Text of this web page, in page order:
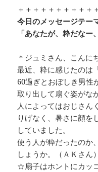
＋＋＋＋＋＋＋＋＋＋
今日のメッセージテー
「あなたが、粋だな
＊ジュミさん、こんに
最近、粋に感じたのは
60過ぎとおぼしき男性
取り出して扇ぐ姿がな
人によってはおじさん
りげなく、暑さに顔を
していました。
使う人が粋だったのか
しょうか。（ＡＫさん）
☆扇子はホントにカッ